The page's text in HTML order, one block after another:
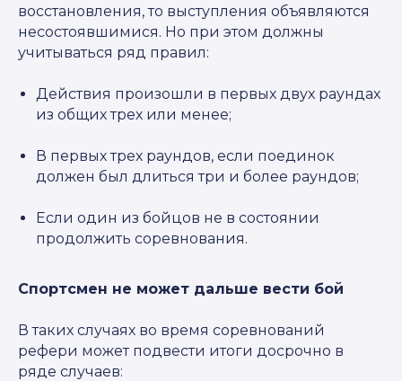
восстановления, то выступления объявляются
несостоявшимися. Но при этом должны
учитываться ряд правил:
Действия произошли в первых двух раундах
из общих трех или менее;
В первых трех раундов, если поединок
должен был длиться три и более раундов;
Если один из бойцов не в состоянии
продолжить соревнования.
Спортсмен не может дальше вести бой
В таких случаях во время соревнований
рефери может подвести итоги досрочно в
ряде случаев: